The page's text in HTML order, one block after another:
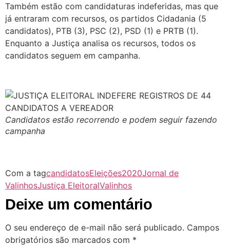
Também estão com candidaturas indeferidas, mas que
já entraram com recursos, os partidos Cidadania (5
candidatos), PTB (3), PSC (2), PSD (1) e PRTB (1).
Enquanto a Justiça analisa os recursos, todos os
candidatos seguem em campanha.
Candidatos estão recorrendo e podem seguir fazendo
campanha
Com a tagcandidatosEleições2020Jornal de
ValinhosJustiça EleitoralValinhos
Deixe um comentário
O seu endereço de e-mail não será publicado. Campos
obrigatórios são marcados com *